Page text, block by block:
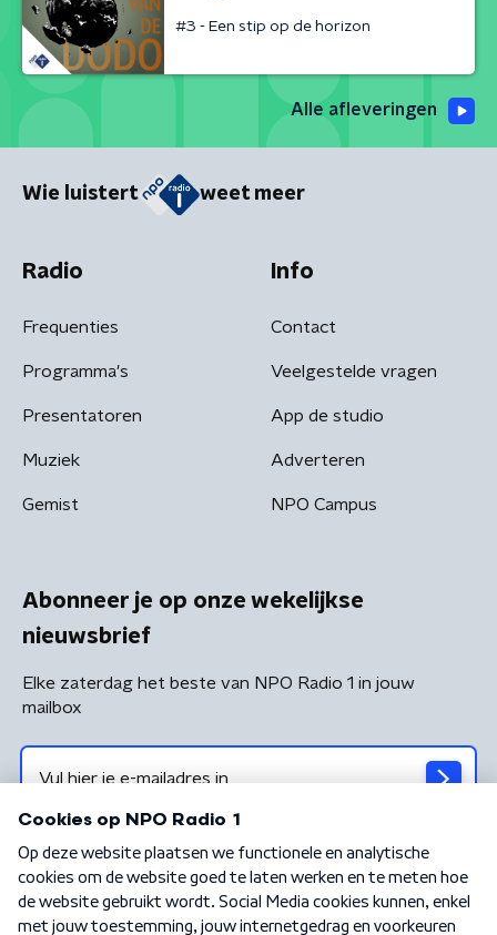
#3 - Een stip op de horizon
Alle afleveringen
Wie luistert weet meer
Radio
Frequenties
Programma's
Presentatoren
Muziek
Gemist
Info
Contact
Veelgestelde vragen
App de studio
Adverteren
NPO Campus
Abonneer je op onze wekelijkse
nieuwsbrief
Elke zaterdag het beste van NPO Radio 1 in jouw
mailbox
Algemene voorwaarden